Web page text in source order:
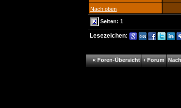
Nach oben
Seiten: 1
Lesezeichen:
« Foren-Übersicht ‹ Forum